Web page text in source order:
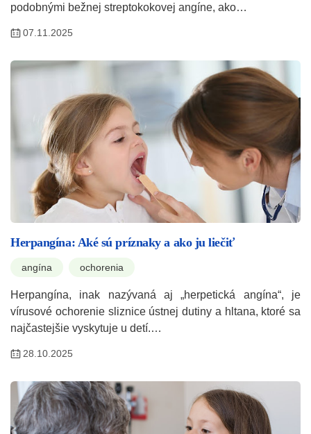
podobnými bežnej streptokokovej angíne, ako…
07.11.2025
Herpangína: Aké sú príznaky a ako ju liečiť
angína ochorenia
Herpangína, inak nazývaná aj „herpetická angína“, je
vírusové ochorenie sliznice ústnej dutiny a hltana, ktoré sa
najčastejšie vyskytuje u detí.…
28.10.2025